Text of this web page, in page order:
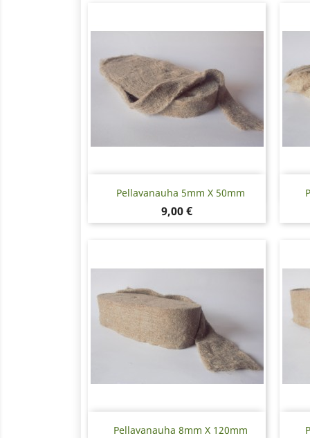
Pellavanauha 5mm X 50mm
Hinta
9,00 €
Pikakatselu
Pellavanauha 8mm X 120mm
Pikakatselu